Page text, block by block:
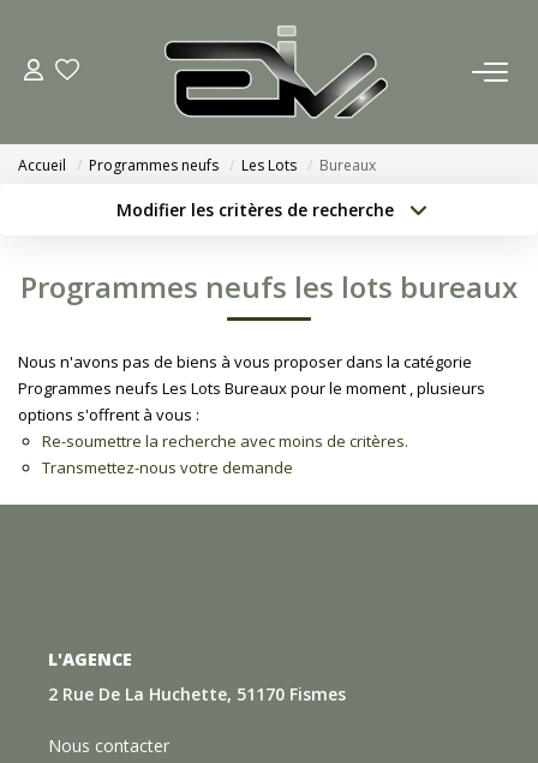
ACCUEIL
Nos Actualités
ACHETER
ESTIMATION
Accueil Programmes neufs Les Lots Bureaux
Modifier les critères de recherche
Surface min
Plus de critères Créer une alerte
Programmes neufs les lots bureaux
Nous n'avons pas de biens à vous proposer dans la catégorie
Programmes neufs Les Lots Bureaux pour le moment , plusieurs
options s'offrent à vous :
Re-soumettre la recherche avec moins de critères.
Transmettez-nous votre demande
L'AGENCE
2 Rue De La Huchette, 51170 Fismes
Nous contacter